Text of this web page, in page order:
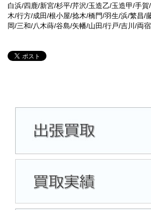
白浜/四鹿/新宮/杉平/芹沢/玉造乙/玉造甲/手
木/行方/成田/根小屋/捻木/橋門/羽生/浜/繁昌/
岡/三和/八木蒔/谷島/矢幡/山田/行戸/吉川/両